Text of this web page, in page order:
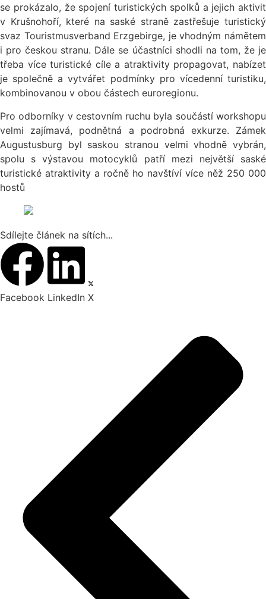
se prokázalo, že spojení turistických spolků a jejich aktivit
v Krušnohoří, které na saské straně zastřešuje turistický
svaz Touristmusverband Erzgebirge, je vhodným námětem
i pro českou stranu. Dále se účastníci shodli na tom, že je
třeba více turistické cíle a atraktivity propagovat, nabízet
je společně a vytvářet podmínky pro vícedenní turistiku,
kombinovanou v obou částech euroregionu.
Pro odborníky v cestovním ruchu byla součástí workshopu
velmi zajímavá, podnětná a podrobná exkurze. Zámek
Augustusburg byl saskou stranou velmi vhodně vybrán,
spolu s výstavou motocyklů patří mezi největší saské
turistické atraktivity a ročně ho navštíví více něž 250 000
hostů
Sdílejte článek na sítích...
Facebook LinkedIn X